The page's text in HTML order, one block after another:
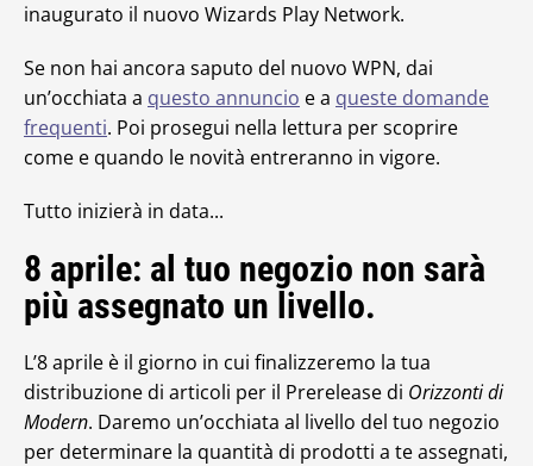
inaugurato il nuovo Wizards Play Network.
Se non hai ancora saputo del nuovo WPN, dai
un’occhiata a questo annuncio e a queste domande
frequenti. Poi prosegui nella lettura per scoprire
come e quando le novità entreranno in vigore.
Tutto inizierà in data...
8 aprile: al tuo negozio non sarà
più assegnato un livello.
L’8 aprile è il giorno in cui finalizzeremo la tua
distribuzione di articoli per il Prerelease di Orizzonti di
Modern. Daremo un’occhiata al livello del tuo negozio
per determinare la quantità di prodotti a te assegnati,